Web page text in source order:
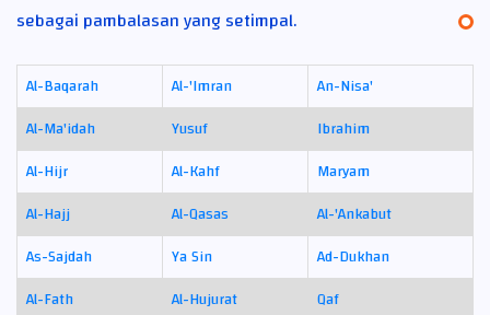
sebagai pambalasan yang setimpal.
Al-Baqarah Al-'Imran
An-Nisa'
Al-Ma'idah
Yusuf
Ibrahim
Al-Hijr
Al-Kahf
Maryam
Al-Hajj
Al-Qasas
Al-'Ankabut
As-Sajdah
Ya Sin
Ad-Dukhan
Al-Fath
Al-Hujurat
Qaf